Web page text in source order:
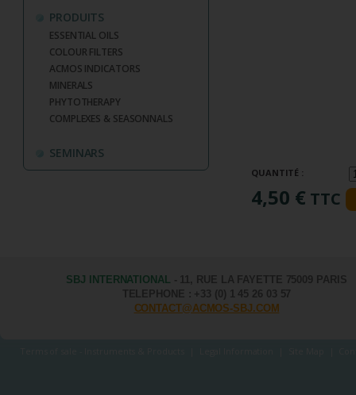
PRODUITS
ESSENTIAL OILS
COLOUR FILTERS
ACMOS INDICATORS
MINERALS
PHYTOTHERAPY
COMPLEXES & SEASONNALS
SEMINARS
QUANTITÉ :
4,50 € TTC
SBJ INTERNATIONAL
- 11, RUE LA FAYETTE 75009 PARIS
TELEPHONE : +33 (0) 1 45 26 03 57
CONTACT@ACMOS-SBJ.COM